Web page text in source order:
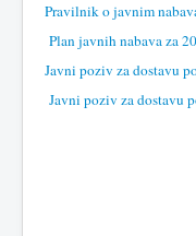
Pravilnik o javnim
Plan javnih nabava za
Javni poziv za dostavu
Javni poziv za dostavu